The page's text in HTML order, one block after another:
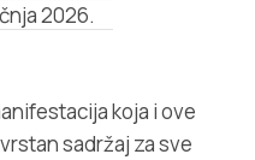
2026.
koja i ove
sadržaj za sve